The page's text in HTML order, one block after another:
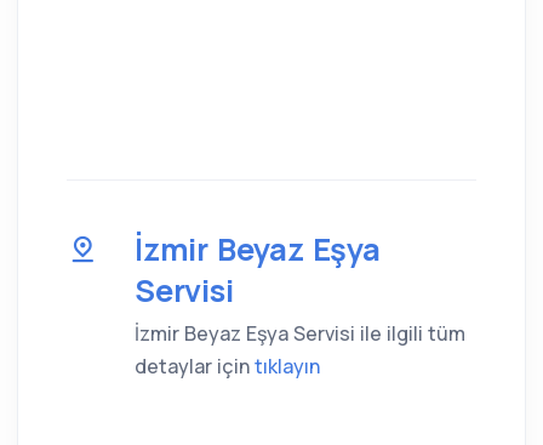
İzmir Beyaz Eşya
Servisi
İzmir Beyaz Eşya Servisi ile ilgili tüm
detaylar içintıklayın